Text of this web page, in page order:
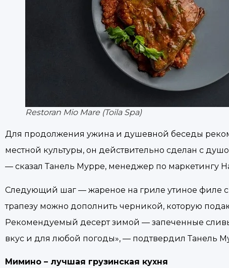
Restoran Mio Mare (Toila Spa)
Для продолжения ужина и душевной беседы
местной культуры, он действительно сделан с
— сказал Танель Мурре, менеджер по маркетингу
Следующий шаг — жареное на гриле утиное филе с
трапезу можно дополнить черникой, которую
Рекомендуемый десерт зимой — запеченные
вкус и для любой погоды», — подтвердил Танель
Мимино – лучшая грузинская кухня